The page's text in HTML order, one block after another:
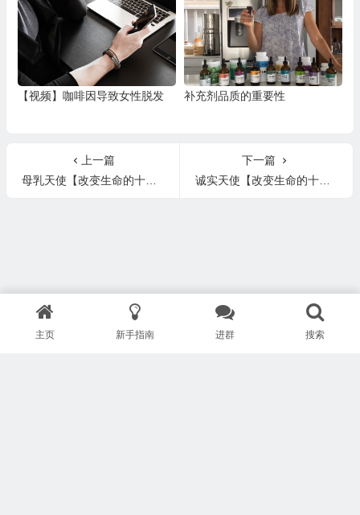
【视频】咖啡因导致女性脱发 补充剂品质的重要性
上一篇
母乳天使【改变生命的十二位天使】
下一篇
诚实天使【改变生命的十二位天使】
主页 新手指南 进群 搜索